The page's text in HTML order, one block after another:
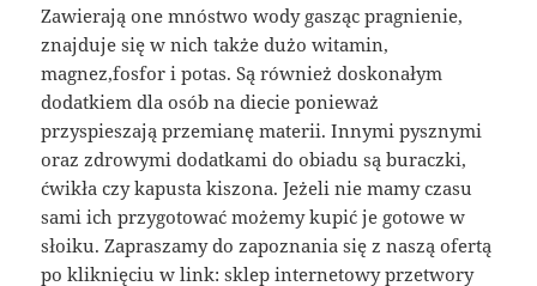
Zawierają one mnóstwo wody gasząc pragnienie,
znajduje się w nich także dużo witamin,
magnez,fosfor i potas. Są również doskonałym
dodatkiem dla osób na diecie ponieważ
przyspieszają przemianę materii. Innymi pysznymi
oraz zdrowymi dodatkami do obiadu są buraczki,
ćwikła czy kapusta kiszona. Jeżeli nie mamy czasu
sami ich przygotować możemy kupić je gotowe w
słoiku. Zapraszamy do zapoznania się z naszą ofertą
po kliknięciu w link:sklep internetowy przetwory